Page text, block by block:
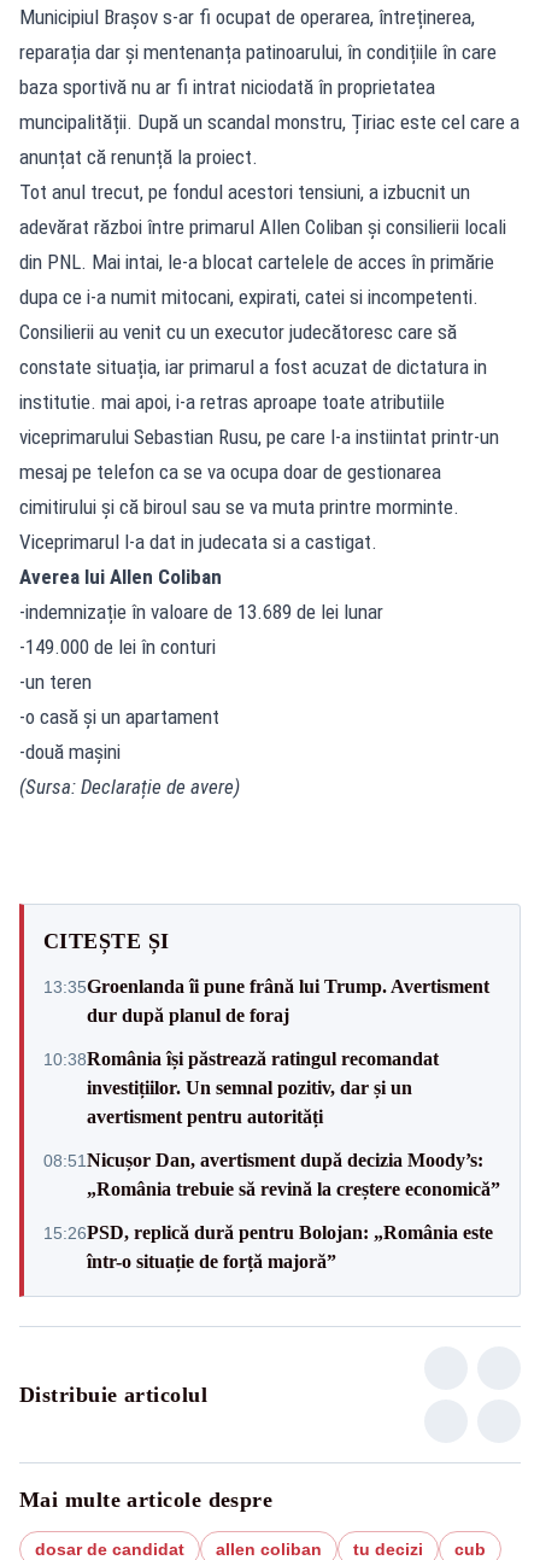
Municipiul Brașov s-ar fi ocupat de operarea, întreținerea,
reparația dar și mentenanța patinoarului, în condițiile în care
baza sportivă nu ar fi intrat niciodată în proprietatea
muncipalității. După un scandal monstru, Țiriac este cel care a
anunțat că renunță la proiect.
Tot anul trecut, pe fondul acestori tensiuni, a izbucnit un
adevărat război între primarul Allen Coliban și consilierii locali
din PNL. Mai intai, le-a blocat cartelele de acces în primărie
dupa ce i-a numit mitocani, expirati, catei si incompetenti.
Consilierii au venit cu un executor judecătoresc care să
constate situația, iar primarul a fost acuzat de dictatura in
institutie. mai apoi, i-a retras aproape toate atributiile
viceprimarului Sebastian Rusu, pe care l-a instiintat printr-un
mesaj pe telefon ca se va ocupa doar de gestionarea
cimitirului și că biroul sau se va muta printre morminte.
Viceprimarul l-a dat in judecata si a castigat.
Averea lui Allen Coliban
-indemnizație în valoare de 13.689 de lei lunar
-149.000 de lei în conturi
-un teren
-o casă și un apartament
-două mașini
(Sursa: Declarație de avere)
CITEȘTE ȘI
13:35Groenlanda îi pune frână lui Trump. Avertisment
dur după planul de foraj
10:38România își păstrează ratingul recomandat
investițiilor. Un semnal pozitiv, dar și un
avertisment pentru autorități
08:51Nicușor Dan, avertisment după decizia Moody’s:
„România trebuie să revină la creștere economică”
15:26PSD, replică dură pentru Bolojan: „România este
într-o situație de forță majoră”
Distribuie articolul
Mai multe articole despre
dosar de candidat allen coliban tu decizi cub